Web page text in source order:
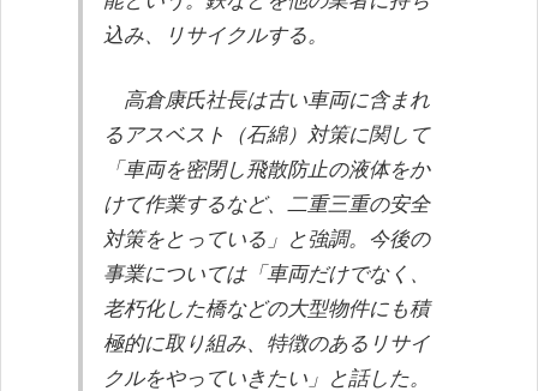
込み、リサイクルする。
高倉康氏社長は古い車両に含まれ
るアスベスト（石綿）対策に関して
「車両を密閉し飛散防止の液体をか
けて作業するなど、二重三重の安全
対策をとっている」と強調。今後の
事業については「車両だけでなく、
老朽化した橋などの大型物件にも積
極的に取り組み、特徴のあるリサイ
クルをやっていきたい」と話した。